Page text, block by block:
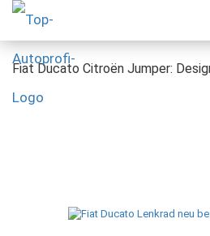
Fiat Ducato Citroën Jumper: